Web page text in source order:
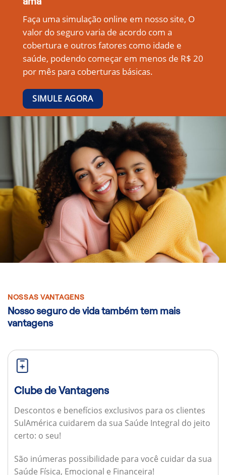
Faça uma simulação online em nosso site, O
valor do seguro varia de acordo com a
cobertura e outros fatores como idade e
saúde, podendo começar em menos de R$ 20
por mês para coberturas básicas.
SIMULE AGORA
NOSSAS VANTAGENS
Nosso seguro de vida também tem mais
vantagens
Clube de Vantagens
Descontos e benefícios exclusivos para os clientes
SulAmérica cuidarem da sua Saúde Integral do jeito
certo: o seu!
São inúmeras possibilidade para você cuidar da sua
Saúde Física, Emocional e Financeira!